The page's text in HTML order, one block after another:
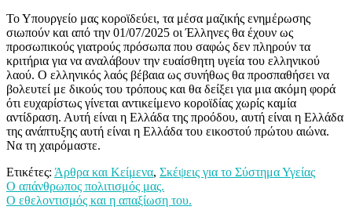
Το Υπουργείο μας κοροϊδεύει, τα μέσα μαζικής ενημέρωσης
σιωπούν και από την 01/07/2025 οι Έλληνες θα έχουν ως
προσωπικούς γιατρούς πρόσωπα που σαφώς δεν πληρούν τα
κριτήρια για να αναλάβουν την ευαίσθητη υγεία του ελληνικού
λαού. Ο ελληνικός λαός βέβαια ως συνήθως θα προσπαθήσει να
βολευτεί με δικούς του τρόπους και θα δείξει για μια ακόμη φορά
ότι ευχαρίστως γίνεται αντικείμενο κοροϊδίας χωρίς καμία
αντίδραση. Αυτή είναι η Ελλάδα της προόδου, αυτή είναι η Ελλάδα
της ανάπτυξης αυτή είναι η Ελλάδα του εικοστού πρώτου αιώνα.
Να τη χαιρόμαστε.
Ετικέτες: Άρθρα και Κείμενα, Σκέψεις για το Σύστημα Υγείας
Πλοήγηση
άρθρων
Ο απάνθρωπος πολιτισμός μας.
Ο εθελοντισμός και η απαξίωση του.